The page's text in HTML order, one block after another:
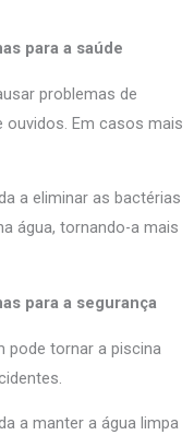
para a saúde
problemas de
Em casos mais
a eliminar as bactérias
água, tornando-a mais
para a segurança
pode tornar a piscina
a manter a água limpa